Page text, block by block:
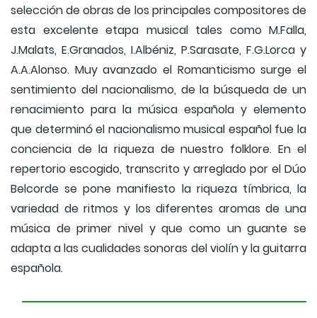
selección de obras de los principales compositores de
esta excelente etapa musical tales como M.Falla,
J.Malats, E.Granados, I.Albéniz, P.Sarasate, F.G.Lorca y
A.A.Alonso. Muy avanzado el Romanticismo surge el
sentimiento del nacionalismo, de la búsqueda de un
renacimiento para la música española y elemento
que determinó el nacionalismo musical español fue la
conciencia de la riqueza de nuestro folklore. En el
repertorio escogido, transcrito y arreglado por el Dúo
Belcorde se pone manifiesto la riqueza tímbrica, la
variedad de ritmos y los diferentes aromas de una
música de primer nivel y que como un guante se
adapta a las cualidades sonoras del violín y la guitarra
española.